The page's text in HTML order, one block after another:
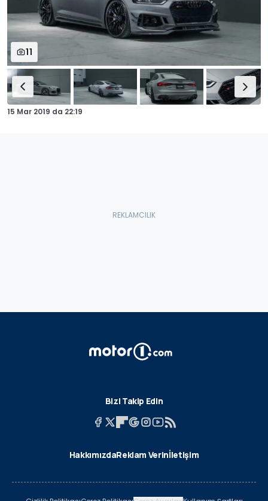
11
15 Mar 2019 da 22:19
Bizi Takip Edin
HakkımızdaReklam Verinİletişim